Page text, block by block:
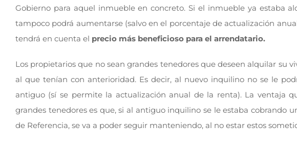
Gobierno para aquel inmueble en concreto. Si el inmueble ya estaba
tampoco podrá aumentarse (salvo en el porcentaje de actualización
tendrá en cuenta el precio más beneficioso para el arrendatario.
Los propietarios que no sean grandes tenedores que deseen alquilar su
al que tenían con anterioridad. Es decir, al nuevo inquilino no se le
antiguo (sí se permite la actualización anual de la renta). La ventaja
grandes tenedores es que, si al antiguo inquilino se le estaba cobrando
de Referencia, se va a poder seguir manteniendo, al no estar estos